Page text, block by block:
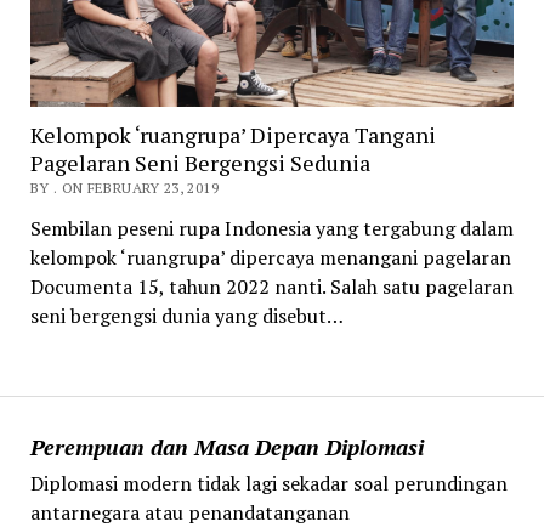
Perempuan dan Masa Depan Diplomasi
Diplomasi modern tidak lagi sekadar soal perundingan
antarnegara atau penandatanganan
Kelompok ‘ruangrupa’ Dipercaya Tangani
Pagelaran Seni Bergengsi Sedunia
BY . ON FEBRUARY 23, 2019
Sembilan peseni rupa Indonesia yang tergabung dalam
kelompok ‘ruangrupa’ dipercaya menangani pagelaran
Documenta 15, tahun 2022 nanti. Salah satu pagelaran
seni bergengsi dunia yang disebut…